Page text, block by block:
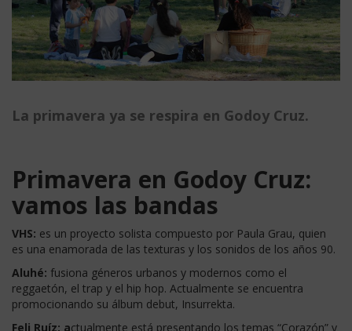
La primavera ya se respira en Godoy Cruz.
Primavera en Godoy Cruz:
vamos las bandas
VHS: es un proyecto solista compuesto por Paula Grau, quien
es una enamorada de las texturas y los sonidos de los años 90.
Aluhé: fusiona géneros urbanos y modernos como el
reggaetón, el trap y el hip hop. Actualmente se encuentra
promocionando su álbum debut, Insurrekta.
Feli Ruíz: actualmente está presentando los temas “Corazón” y